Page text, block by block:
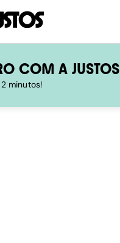
COM A JUSTOS
minutos!